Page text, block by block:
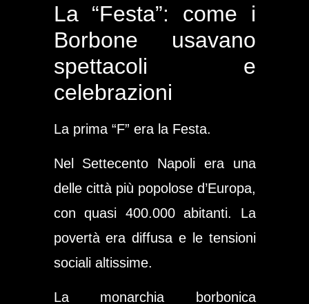
La “Festa”: come i
Borbone usavano
spettacoli e
celebrazioni
La prima “F” era la Festa.
Nel Settecento Napoli era una
delle città più popolose d’Europa,
con quasi 400.000 abitanti. La
povertà era diffusa e le tensioni
sociali altissime.
La monarchia borbonica